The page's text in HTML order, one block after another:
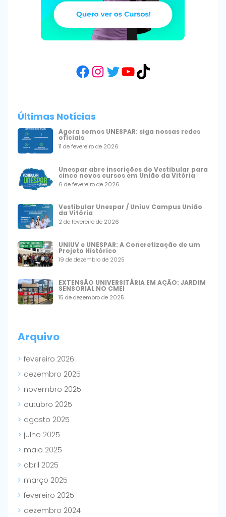
Facebook
Instagram
Twitter
YouTube
TikTok
Últimas Notícias
Agora somos UNESPAR: siga nossas redes
oficiais
11 de fevereiro de 2026
Unespar abre inscrições do Vestibular para
cinco novos cursos em União da Vitória
6 de fevereiro de 2026
Vestibular Unespar / Uniuv Campus União
da Vitória
2 de fevereiro de 2026
UNIUV e UNESPAR: A Concretização de um
Projeto Histórico
19 de dezembro de 2025
EXTENSÃO UNIVERSITÁRIA EM AÇÃO: JARDIM
SENSORIAL NO CMEI
15 de dezembro de 2025
Arquivo
fevereiro 2026
dezembro 2025
novembro 2025
outubro 2025
agosto 2025
julho 2025
maio 2025
abril 2025
março 2025
fevereiro 2025
dezembro 2024